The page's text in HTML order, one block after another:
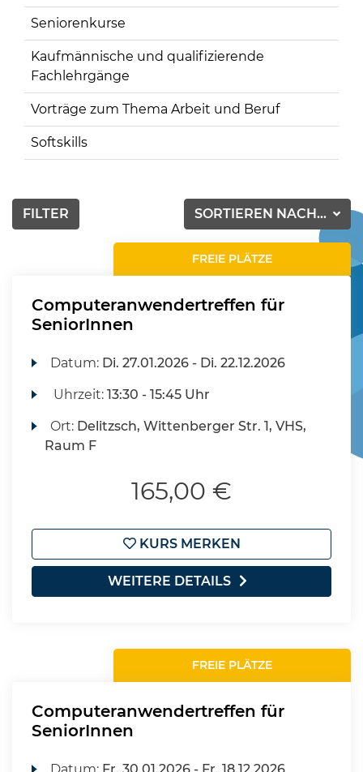
Seniorenkurse
Kaufmännische und qualifizierende
Fachlehrgänge
Vorträge zum Thema Arbeit und Beruf
Softskills
SORTIEREN NACH...
FILTER
FREIE PLÄTZE
Computeranwendertreffen für
SeniorInnen
Datum: Di. 27.01.2026 - Di. 22.12.2026
Uhrzeit:13:30 - 15:45 Uhr
Ort: Delitzsch, Wittenberger Str. 1, VHS,
Raum F
165,00 €
KURS MERKEN
WEITERE DETAILS
FREIE PLÄTZE
Computeranwendertreffen für
SeniorInnen